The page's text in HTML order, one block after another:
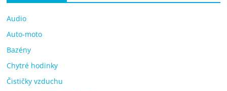
Audio
Auto-moto
Bazény
Chytré hodinky
Čističky vzduchu